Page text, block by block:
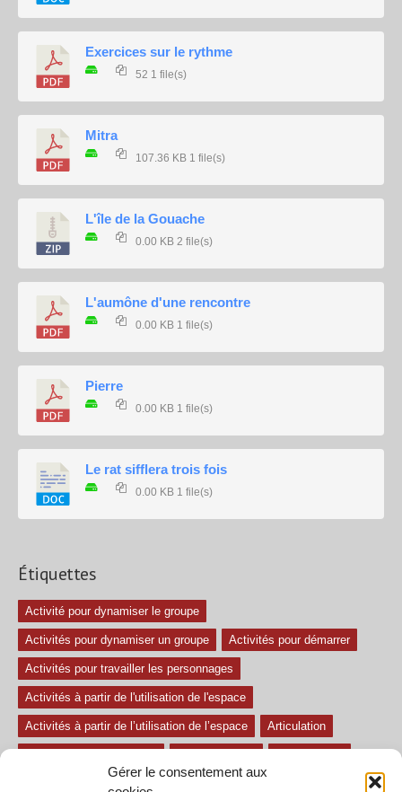
Gérer le consentement aux
Exercices sur le rythme
52 1 file(s)
Mitra
107.36 KB 1 file(s)
L'île de la Gouache
0.00 KB 2 file(s)
L'aumône d'une rencontre
0.00 KB 1 file(s)
Pierre
0.00 KB 1 file(s)
Le rat sifflera trois fois
0.00 KB 1 file(s)
Étiquettes
Activité pour dynamiser le groupe
Activités pour dynamiser un groupe Activités pour démarrer
Activités pour travailler les personnages
Activités à partir de l'utilisation de l'espace
Activités à partir de l’utilisation de l’espace Articulation
Exercices difficiles